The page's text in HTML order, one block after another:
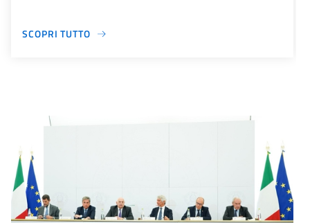
SCOPRI TUTTO